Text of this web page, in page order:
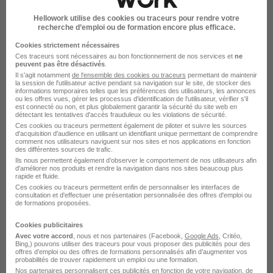
GROUPE VERBAERE
AUTOMOBILE recrutement
Distribution / Auto Moto - Vente et réparation
Découvrir 1 job
Hellowork utilise des cookies ou traceurs pour rendre votre
recherche d’emploi ou de formation encore plus efficace.
Cookies strictement nécessaires
Ces traceurs sont nécessaires au bon fonctionnement de nos services et ne
peuvent pas être désactivés
Il s'agit notamment de l'ensemble des cookies ou traceurs permettant de maintenir
la session de l'utilisateur active pendant sa navigation sur le site, de stocker des
informations temporaires telles que les préférences des utilisateurs, les annonces
ou les offres vues, gérer les processus d'identification de l'utilisateur, vérifier s'il
est connecté ou non, et plus globalement garantir la sécurité du site web en
détectant les tentatives d'accès frauduleux ou les violations de sécurité.
Ces cookies ou traceurs permettent également de piloter et suivre les sources
d'acquisition d'audience en utilisant un identifiant unique permettant de comprendre
comment nos utilisateurs naviguent sur nos sites et nos applications en fonction
des différentes sources de trafic.
Ils nous permettent également d’observer le comportement de nos utilisateurs afin
d'améliorer nos produits et rendre la navigation dans nos sites beaucoup plus
rapide et fluide.
Ces cookies ou traceurs permettent enfin de personnaliser les interfaces de
consultation et d'effectuer une présentation personnalisée des offres d'emploi ou
de formations proposées.
Cookies publicitaires
Avec votre accord , nous et nos partenaires (Facebook, Google Ads , Critéo,
Bing,) pouvons utiliser des traceurs pour vous proposer des publicités pour des
offres d’emploi ou des offres de formations personnalisés afin d’augmenter vos
probabilités de trouver rapidement un emploi ou une formation.
Nos partenaires personnalisent ces publicités en fonction de votre navigation, de